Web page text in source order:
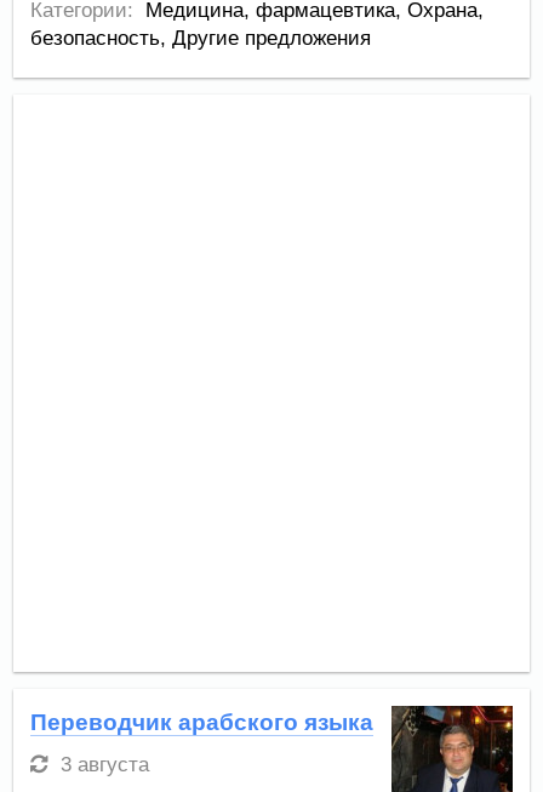
Категории: Медицина, фармацевтика, Охрана,
безопасность, Другие предложения
Переводчик арабского языка
3 августа